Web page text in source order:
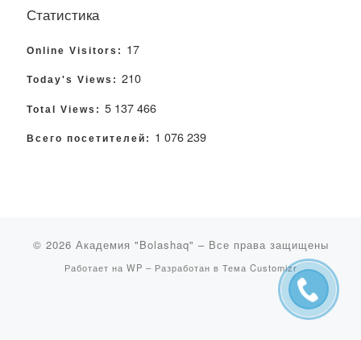
Статистика
Online Visitors: 17
Today's Views: 210
Total Views: 5 137 466
Всего посетителей: 1 076 239
© 2026 Академия "Bolashaq" – Все права защищены
Работает на WP – Разработан в Тема Customizr